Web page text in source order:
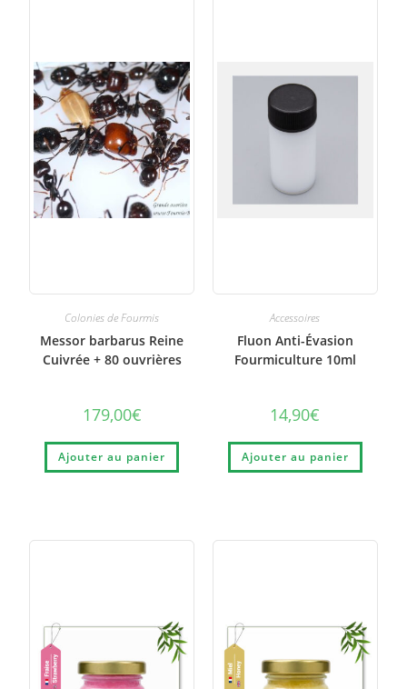
Colonies de Fourmis
Messor barbarus Reine
Cuivrée + 80 ouvrières
179,00€
Ajouter au panier
Accessoires
Fluon Anti-Évasion
Fourmiculture 10ml
14,90€
Ajouter au panier